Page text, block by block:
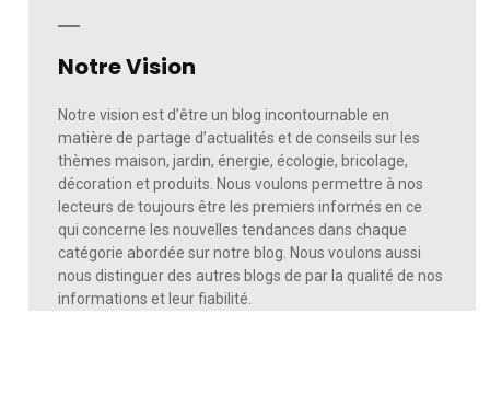
Notre Vision
Notre vision est d’être un blog incontournable en
matière de partage d’actualités et de conseils sur les
thèmes maison, jardin, énergie, écologie, bricolage,
décoration et produits. Nous voulons permettre à nos
lecteurs de toujours être les premiers informés en ce
qui concerne les nouvelles tendances dans chaque
catégorie abordée sur notre blog. Nous voulons aussi
nous distinguer des autres blogs de par la qualité de nos
informations et leur fiabilité.